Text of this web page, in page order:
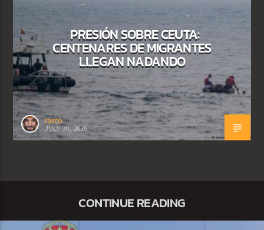
PRESIÓN SOBRE CEUTA:
CENTENARES DE MIGRANTES
LLEGAN NADANDO
rasco
JULY 30, 2026
CONTINUE READING